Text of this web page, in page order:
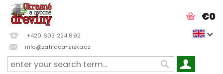
+420 603 224 892
info@zahrada-zizka.cz
€0